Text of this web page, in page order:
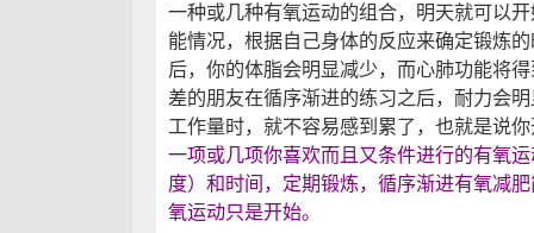
一种或几种有氧运动的组合，明天就可以
能情况，根据自己身体的反应来确定锻炼
后，你的体脂会明显减少，而心肺功能将
差的朋友在循序渐进的练习之后，耐力会
工作量时，就不容易感到累了，也就是说
一项或几项你喜欢而且又条件进行的有氧
度）和时间，定期锻炼，循序渐进有氧减
氧运动只是开始。